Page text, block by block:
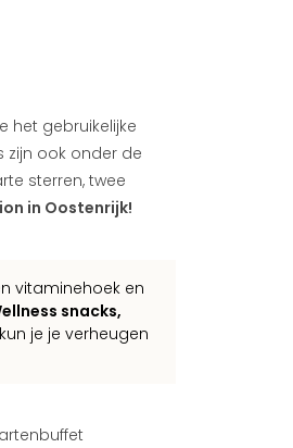
het gebruikelijke
zijn ook onder de
sterren, twee
in Oostenrijk!
vitaminehoek en
snacks,
kun je je verheugen